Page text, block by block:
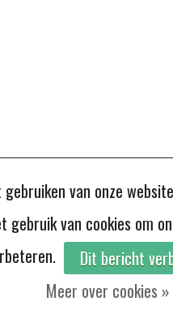
gebruiken van onze
gebruik van cookies om
Dit bericht
Meer over cookies »